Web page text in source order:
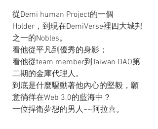
從Demi human Project的一個
Holder，到現在DemiVerse裡四大城邦
之一的Nobles。
看他從平凡到優秀的身影；
看他從team member到Taiwan DAO第
二期的金庫代理人。
到底是什麼驅動著他內心的堅毅，願
意徜徉在Web 3.0的藍海中？
一位捍衛夢想的男人~~阿拉喜。